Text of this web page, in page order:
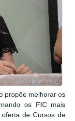
propõe melhorar os
os FIC mais
de Cursos de